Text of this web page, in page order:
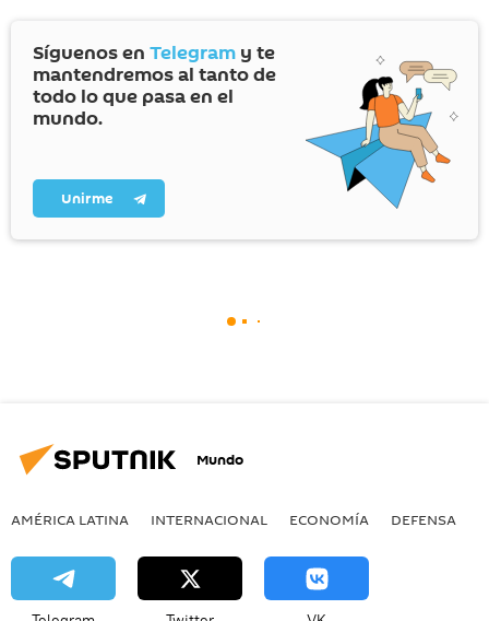
Síguenos en Telegram y te
mantendremos al tanto de
todo lo que pasa en el
mundo.
Unirme
Mundo
AMÉRICA LATINA INTERNACIONAL ECONOMÍA DEFENSA